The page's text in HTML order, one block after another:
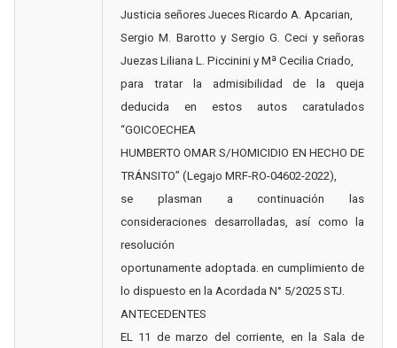
Justicia señores Jueces Ricardo A. Apcarian,
Sergio M. Barotto y Sergio G. Ceci y señoras
Juezas Liliana L. Piccinini y Mª Cecilia Criado,
para tratar la admisibilidad de la queja
deducida en estos autos caratulados
“GOICOECHEA
HUMBERTO OMAR S/HOMICIDIO EN HECHO DE
TRÁNSITO” (Legajo MRF-RO-04602-2022),
se plasman a continuación las
consideraciones desarrolladas, así como la
resolución
oportunamente adoptada. en cumplimiento de
lo dispuesto en la Acordada N° 5/2025 STJ.
ANTECEDENTES
EL 11 de marzo del corriente, en la Sala de